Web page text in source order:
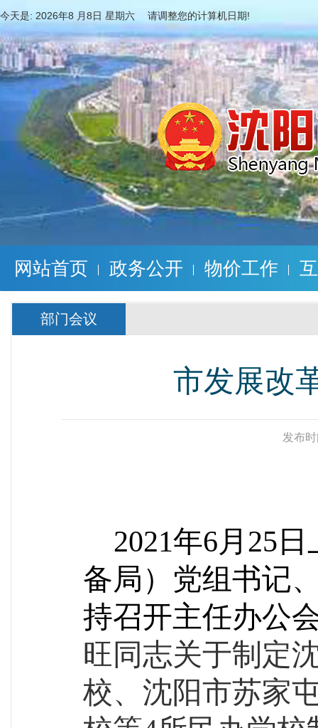
今天是: 2026年8 月8日 星期六 请调整您的计算机日期!
网站首页 政务公开 物价工作
部门会议
市发展改
发布
2021年6月 25 日
备局）党组书记
持召开主任办公
旺同志关于制定
校、沈阳市苏家